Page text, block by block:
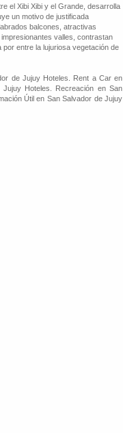
el Xibi Xibi y el Grande, desarrolla
un motivo de justificada
balcones, atractivas
valles, contrastan
entre la lujuriosa vegetación de
de Jujuy Hoteles. Rent a Car en
Hoteles. Recreación en San
Útil en San Salvador de Jujuy